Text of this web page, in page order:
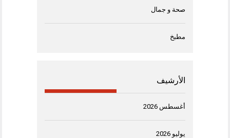
صحة و جمال
مطبخ
الأرشيف
أغسطس 2026
يوليو 2026